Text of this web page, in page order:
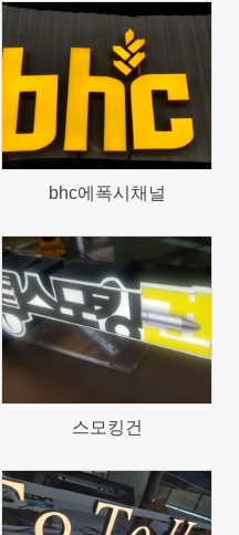
579
bhc에폭시채널
2291
스모킹건
897